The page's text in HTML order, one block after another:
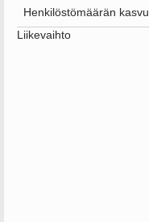
Henkilöstömäärän
Liikevaihto